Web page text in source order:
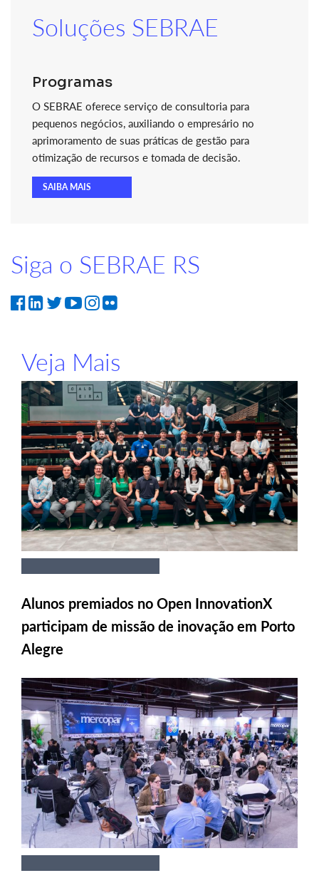
Soluções SEBRAE
Programas
O SEBRAE oferece serviço de consultoria para
pequenos negócios, auxiliando o empresário no
aprimoramento de suas práticas de gestão para
otimização de recursos e tomada de decisão.
SAIBA MAIS
Siga o SEBRAE RS
Veja Mais
Alunos premiados no Open InnovationX
participam de missão de inovação em Porto
Alegre